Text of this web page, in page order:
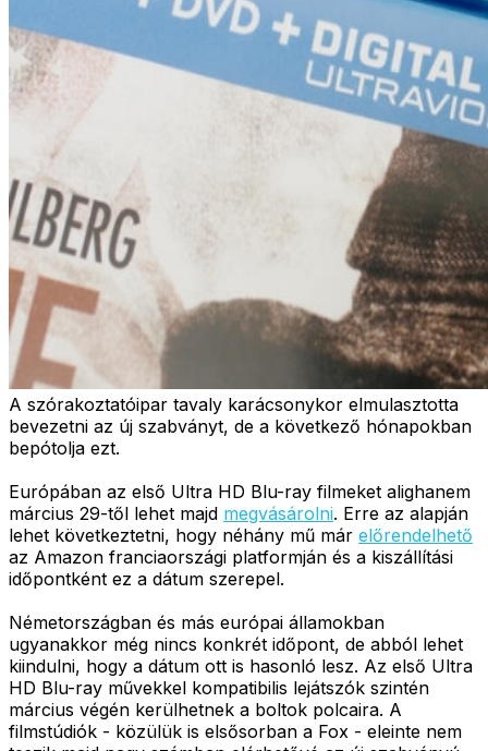
A szórakoztatóipar tavaly karácsonykor elmulasztotta
bevezetni az új szabványt, de a következő hónapokban
bepótolja ezt.
Európában az első Ultra HD Blu-ray filmeket alighanem
március 29-től lehet majd megvásárolni. Erre az alapján
lehet következtetni, hogy néhány mű már előrendelhető
az Amazon franciaországi platformján és a kiszállítási
időpontként ez a dátum szerepel.
Németországban és más európai államokban
ugyanakkor még nincs konkrét időpont, de abból lehet
kiindulni, hogy a dátum ott is hasonló lesz. Az első Ultra
HD Blu-ray művekkel kompatibilis lejátszók szintén
március végén kerülhetnek a boltok polcaira. A
filmstúdiók - közülük is elsősorban a Fox - eleinte nem